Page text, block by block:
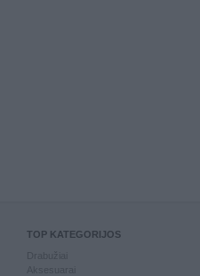
TOP KATEGORIJOS